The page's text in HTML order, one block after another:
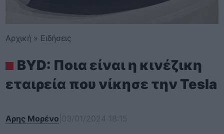
Αρχική » Ειδήσεις
BYD: Ποια είναι η κινέζικη
εταιρεία που νίκησε την Tesla
Αρης Μορένο